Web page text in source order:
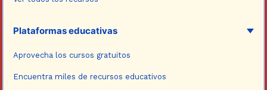
Plataformas educativas
Aprovecha los cursos gratuitos
Encuentra miles de recursos educativos